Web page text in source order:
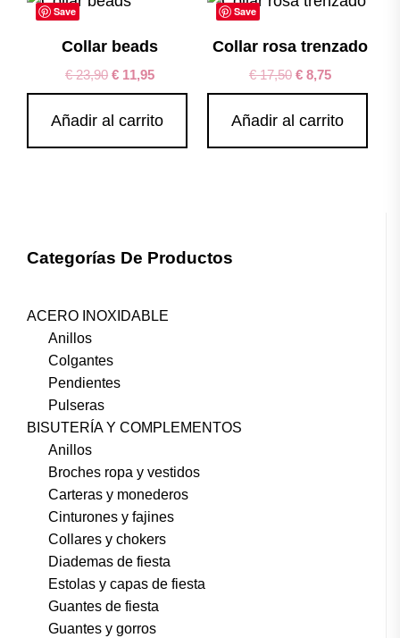
Save
Collar beads
€23,90 € 11,95
Añadir al carrito
Save
Collar rosa trenzado
€17,50 €8,75
Añadir al carrito
Categorías De Productos
ACERO INOXIDABLE
Anillos
Colgantes
Pendientes
Pulseras
BISUTERÍA Y COMPLEMENTOS
Anillos
Broches ropa y vestidos
Carteras y monederos
Cinturones y fajines
Collares y chokers
Diademas de fiesta
Estolas y capas de fiesta
Guantes de fiesta
Guantes y gorros